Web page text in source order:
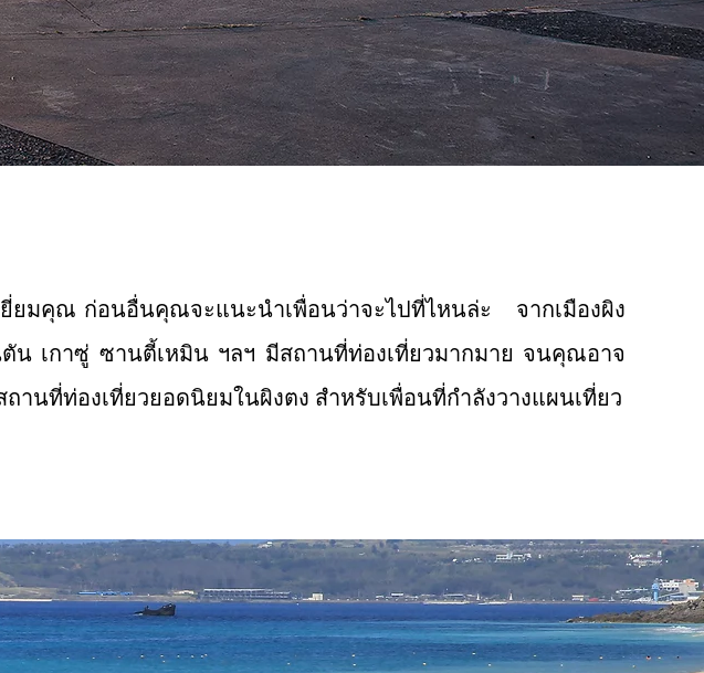
ยี่ยมคุณ ก่อนอื่นคุณจะแนะนำเพื่อนว่าจะไปที่ไหนล่ะ จากเมืองผิง
ตัน เกาซู่ ซานตี้เหมิน ฯลฯ มีสถานที่ท่องเที่ยวมากมาย จนคุณอาจ
านที่ท่องเที่ยวยอดนิยมในผิงตง สำหรับเพื่อนที่กำลังวางแผนเที่ยว